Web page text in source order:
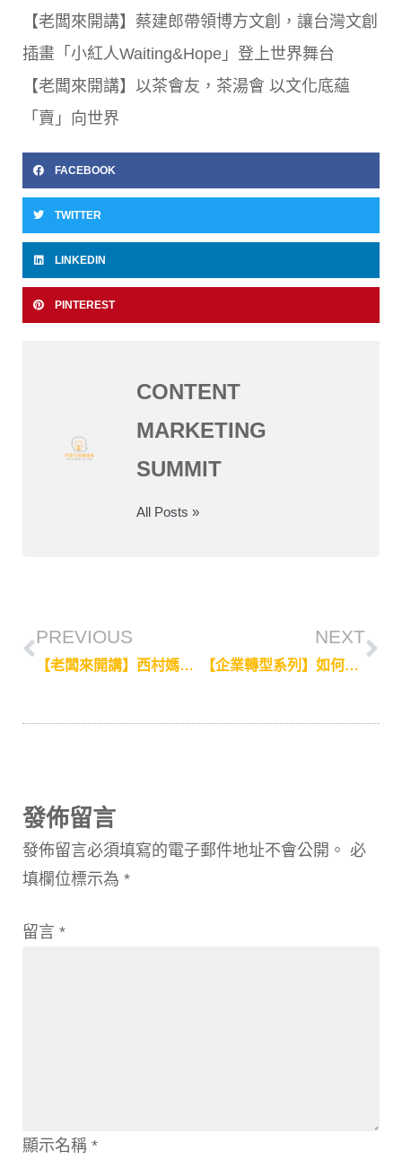
【老闆來開講】蔡建郎帶領博方文創，讓台灣文創
插畫「小紅人Waiting&Hope」登上世界舞台
【老闆來開講】以茶會友，茶湯會 以文化底蘊
「賣」向世界
FACEBOOK
TWITTER
LINKEDIN
PINTEREST
CONTENT
MARKETING
SUMMIT
All Posts »
PREVIOUS
【老闆來開講】西村媽媽致力推廣日本親子產品，陪伴孩子成長
NEXT
【企業轉型系列】如何以新聞內容活化傳產老品牌？
發佈留言
發佈留言必須填寫的電子郵件地址不會公開。 必
填欄位標示為 *
留言 *
顯示名稱 *